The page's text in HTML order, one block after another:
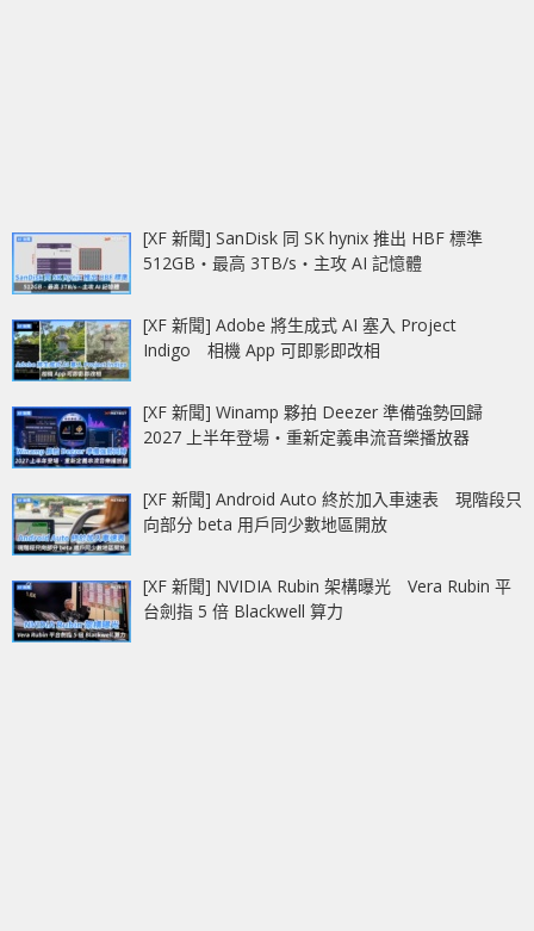
[XF 新聞] SanDisk 同 SK hynix 推出 HBF 標準
512GB‧最高 3TB/s‧主攻 AI 記憶體
[XF 新聞] Adobe 將生成式 AI 塞入 Project
Indigo 相機 App 可即影即改相
[XF 新聞] Winamp 夥拍 Deezer 準備強勢回歸
2027 上半年登場‧重新定義串流音樂播放器
[XF 新聞] Android Auto 終於加入車速表 現階段只
向部分 beta 用戶同少數地區開放
[XF 新聞] NVIDIA Rubin 架構曝光 Vera Rubin 平
台劍指 5 倍 Blackwell 算力